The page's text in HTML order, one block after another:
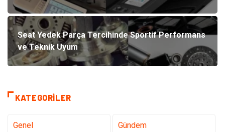
Seat Yedek Parça Tercihinde Sportif Performans
ve Teknik Uyum
KATEGORILER
Genel Gündem